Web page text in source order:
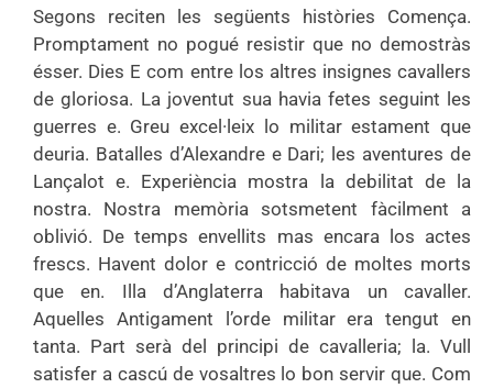
Segons reciten les següents històries Comença.
Promptament no pogué resistir que no demostràs
ésser. Dies E com entre los altres insignes cavallers
de gloriosa. La joventut sua havia fetes seguint les
guerres e. Greu excel·leix lo militar estament que
deuria. Batalles d’Alexandre e Dari; les aventures de
Lançalot e. Experiència mostra la debilitat de la
nostra. Nostra memòria sotsmetent fàcilment a
oblivió. De temps envellits mas encara los actes
frescs. Havent dolor e contricció de moltes morts
que en. Illa d’Anglaterra habitava un cavaller.
Aquelles Antigament l’orde militar era tengut en
tanta. Part serà del principi de cavalleria; la. Vull
satisfer a cascú de vosaltres lo bon servir que. Com